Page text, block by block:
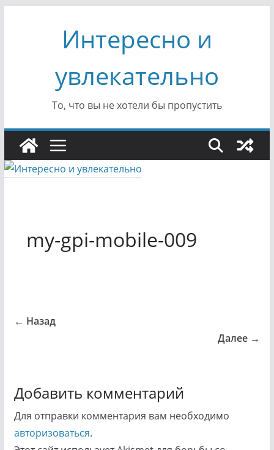
содержимомуИнтересно и
увлекательно
То, что вы не хотели бы пропустить
my-gpi-mobile-009
← Назад
Далее →
Добавить комментарий
Для отправки комментария вам необходимо
авторизоваться.